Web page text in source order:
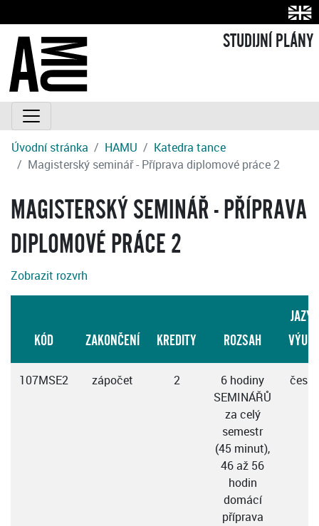
STUDIJNÍ PLÁNY
Úvodní stránka HAMU
Katedra tance
Magisterský seminář - Příprava diplomové práce 2
MAGISTERSKÝ SEMINÁŘ - PŘÍPRAVA
DIPLOMOVÉ PRÁCE 2
Zobrazit rozvrh
KÓD ZAKONČENÍ KREDITY ROZSAH
JAZYK
107MSE2 zápočet 2
6 hodiny
SEMINÁŘŮ
za celý
semestr
(45 minut),
46 až 56
hodin
domácí
příprava
česky